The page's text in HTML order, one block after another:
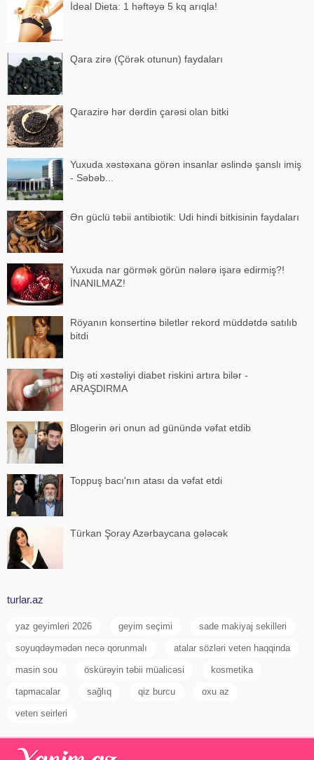
İdeal Dieta: 1 həftəyə 5 kq arıqla!
Qara zirə (Çörək otunun) faydaları
Qarazirə hər dərdin çarəsi olan bitki
Yuxuda xəstəxana görən insanlar əslində şanslı imiş
- Səbəb...
Ən güclü təbii antibiotik: Udi hindi bitkisinin faydaları
Yuxuda nar görmək görün nələrə işarə edirmiş?!
İNANILMAZ!
Röyanın konsertinə biletlər rekord müddətdə satılıb
bitdi
Diş əti xəstəliyi diabet riskini artıra bilər -
ARAŞDIRMA
Blogerin əri onun ad günündə vəfat etdib
Toppuş bacı'nın atası da vəfat etdi
Türkan Şoray Azərbaycana gələcək
turlar.az
yaz geyimleri 2026 geyim seçimi sade makiyaj sekilleri
soyuqdəymədən necə qorunmalı atalar sözləri veten haqqinda
masin sou öskürəyin təbii müalicəsi kosmetika
tapmacalar sağlıq qiz burcu oxu az
veten seirleri